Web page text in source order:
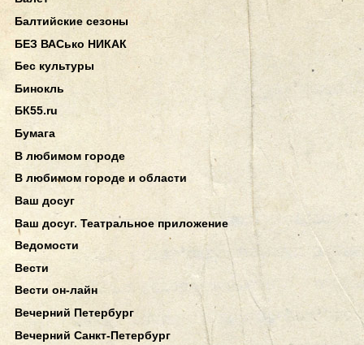
Балтийские сезоны
БЕЗ ВАСько НИКАК
Бес культуры
Бинокль
БК55.ru
Бумага
В любимом городе
В любимом городе и области
Ваш досуг
Ваш досуг. Театральное приложение
Ведомости
Вести
Вести он-лайн
Вечерний Петербург
Вечерний Санкт-Петербург